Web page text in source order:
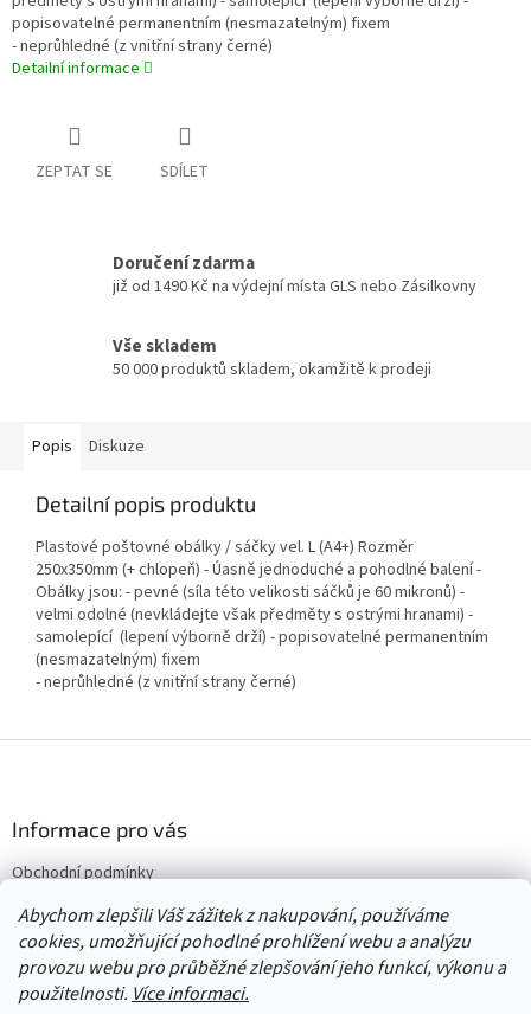
Abychom zlepšili Váš zážitek z nakupování, používáme
cookies, umožňující pohodlné prohlížení webu a analýzu
provozu webu pro průběžné zlepšování jeho funkcí, výkonu a
použitelnosti. Více informaci.
popisovatelné permanentním (nesmazatelným) fixem
- neprůhledné (z vnitřní strany černé)
Detailní informace
ZEPTAT SE SDÍLET
Doručení zdarma
již od 1490 Kč na výdejní místa GLS nebo Zásilkovny
Vše skladem
50 000 produktů skladem, okamžitě k prodeji
Popis Diskuze
Detailní popis produktu
Plastové poštovné obálky / sáčky vel. L (A4+) Rozměr
250x350mm (+ chlopeň) - Úasně jednoduché a pohodlné balení -
Obálky jsou: - pevné (síla této velikosti sáčků je 60 mikronů) -
velmi odolné (nevkládejte však předměty s ostrými hranami) -
samolepící (lepení výborně drží) - popisovatelné permanentním
(nesmazatelným) fixem
- neprůhledné (z vnitřní strany černé)
í
Informace pro vás
Obchodní podmínky
Vrácení/výměna/reklamace
Velkoobchod